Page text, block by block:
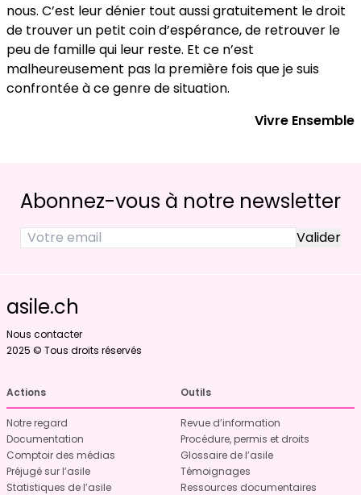
nous. C’est leur dénier tout aussi gratuitement le droit
de trouver un petit coin d’espérance, de retrouver le
peu de famille qui leur reste. Et ce n’est
malheureusement pas la première fois que je suis
confrontée à ce genre de situation.
Vivre Ensemble
Abonnez-vous à notre newsletter
asile.ch
Nous contacter
2025 © Tous droits réservés
Actions
Notre regard
Documentation
Comptoir des médias
Préjugé sur l’asile
Statistiques de l’asile
Outils
Revue d’information
Procédure, permis et droits
Glossaire de l’asile
Témoignages
Ressources documentaires